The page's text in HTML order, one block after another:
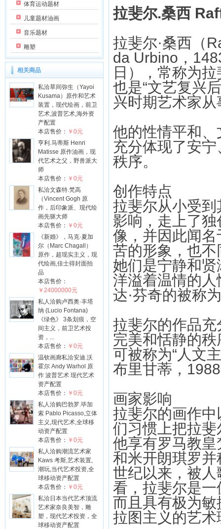
体育运动题材
儿童题材油画
音乐题材
雕塑
相关商品
私洽草间弥生（Yayoi
Kusama）原作和艺术
装置，现代绘画，前卫
艺术,波普艺术,海外资
产配置
本店售价： ￥0元
亨利.马蒂斯 Henri
Matisse 原作油画，现
代艺术之父，野兽派大
师
本店售价： ￥0元
私洽文森特.梵高
（Vincent Gogh 原
作，后印象派、现代绘
画先驱大师
本店售价： ￥0元
《新婚》，马克·夏加
尔（Marc Chagall）
原作，超现实主义，现
代绘画,佳士得封面拍
品
本店售价：
￥24000000元
私人洽购卢西奥·丰塔
纳 (Lucio Fontana)
《绿色》 3条划痕，空
间主义，前卫艺术投
资，...
本店售价： ￥0元
温钦画廊私洽安迪.沃
霍尔 Andy Warhol 原
作 波普艺术 现代艺术
资产配置
本店售价： ￥0元
私人洽购巴勃罗.毕加
索 Pablo Picasso,立体
主义,现代艺术,全球移
动资产配置
本店售价： ￥0元
私人洽购潮流艺术家
Kaws 考斯,艺术装置,
潮玩,当代艺术投资,全
球移动资产配置
本店售价： ￥0元
私洽日本当代艺术顶流
艺术家奈良美智，雕
塑，现代艺术投资，全
球移动资产配置
拉斐尔.桑西
拉斐尔·桑西（
da Urbino，
日），常称为
也是“文艺复兴
兴时期艺术家
他的性情平和
充分体现了安
秩序。
创作特点
拉斐尔从小受
影响，走上了
像，并因此闻
苦的形象，也
她们是宁静和
洋溢着温情的
达·芬奇的被称
拉斐尔的作品
完美和恬静的
可被称为“人文
布里甘蒂，
画家影响
拉斐尔的画作
们习惯上把拉
他享有罗马教皇
和米开朗琪罗
世纪以来，被
看，拉斐尔是
而且具有极为
拉图主义的艺